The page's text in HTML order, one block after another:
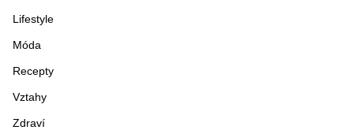
Lifestyle
Móda
Recepty
Vztahy
Zdraví